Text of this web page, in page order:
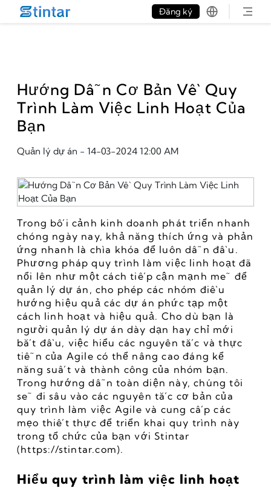
put google tag in file
Đăng ký
Hướng Dẫn Cơ Bản Về Quy
Trình Làm Việc Linh Hoạt Của
Bạn
Quản lý dự án - 14-03-2024 12:00 AM
Trong bối cảnh kinh doanh phát triển nhanh
chóng ngày nay, khả năng thích ứng và phản
ứng nhanh là chìa khóa để luôn dẫn đầu.
Phương pháp quy trình làm việc linh hoạt đã
nổi lên như một cách tiếp cận mạnh mẽ để
quản lý dự án, cho phép các nhóm điều
hướng hiệu quả các dự án phức tạp một
cách linh hoạt và hiệu quả. Cho dù bạn là
người quản lý dự án dày dạn hay chỉ mới
bắt đầu, việc hiểu các nguyên tắc và thực
tiễn của Agile có thể nâng cao đáng kể
năng suất và thành công của nhóm bạn.
Trong hướng dẫn toàn diện này, chúng tôi
sẽ đi sâu vào các nguyên tắc cơ bản của
quy trình làm việc Agile và cung cấp các
mẹo thiết thực để triển khai quy trình này
trong tổ chức của bạn với Stintar
(https://stintar.com).
Hiểu quy trình làm việc linh hoạt